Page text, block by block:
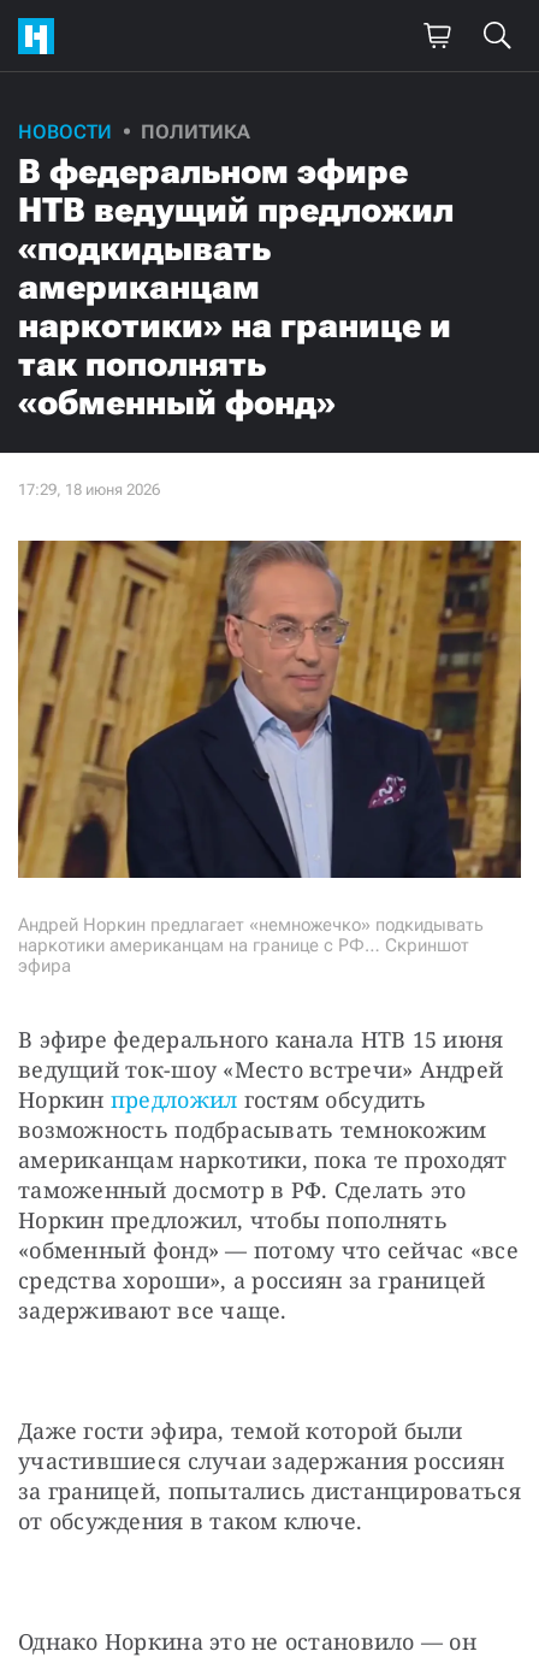
НОВОСТИ ПОЛИТИКА
В федеральном эфире
НТВ ведущий предложил
«подкидывать
американцам
наркотики» на границе и
так пополнять
«обменный фонд»
Андрей Норкин предлагает «немножечко» подкидывать
наркотики американцам на границе с РФ… Скриншот
эфира
В эфире федерального канала НТВ 15 июня
ведущий ток-шоу «Место встречи» Андрей
Норкин предложил гостям обсудить
возможность подбрасывать темнокожим
американцам наркотики, пока те проходят
таможенный досмотр в РФ. Сделать это
Норкин предложил, чтобы пополнять
«обменный фонд» — потому что сейчас «все
средства хороши», а россиян за границей
задерживают все чаще.
Даже гости эфира, темой которой были
участившиеся случаи задержания россиян
за границей, попытались дистанцироваться
от обсуждения в таком ключе.
Однако Норкина это не остановило — он